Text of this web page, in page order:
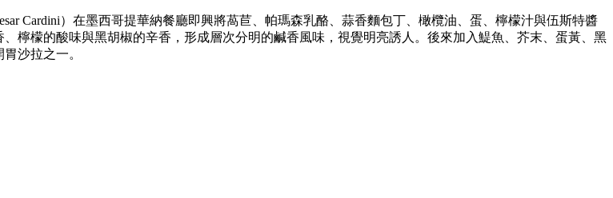
Cardini）在墨西哥提華納餐廳即興將萵苣、帕瑪森乳酪、蒜香麵包丁、橄欖油、蛋、檸檬汁與伍斯特醬
檸檬的酸味與黑胡椒的辛香，形成層次分明的鹹香風味，視覺明亮誘人。後來加入鯷魚、芥末、蛋黃、黑
沙拉之一。